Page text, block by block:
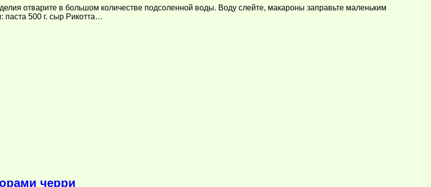
отварите в большом количестве подсоленной воды. Воду слейте, макароны заправьте маленьким
паста 500 г. сыр Рикотта…
черри